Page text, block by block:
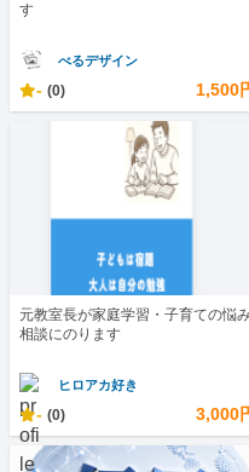
す
べるデザイン
- (0) 1,500
元教室長が家庭学習・子育ての悩
相談にのります
ヒロアカ好き
- (0) 3,000